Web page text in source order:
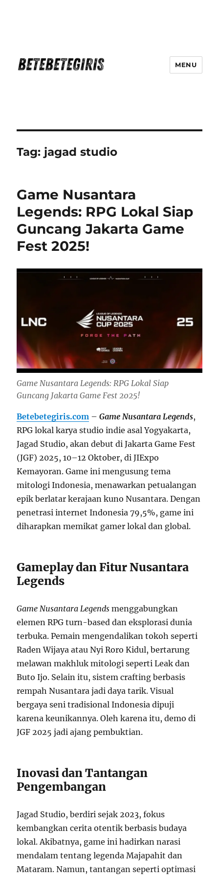
MENU
Tag: jagad studio
Game Nusantara
Legends: RPG Lokal Siap
Guncang Jakarta Game
Fest 2025!
Game Nusantara Legends: RPG Lokal Siap
Guncang Jakarta Game Fest 2025!
Betebetegiris.com –Game Nusantara Legends,
RPG lokal karya studio indie asal Yogyakarta,
Jagad Studio, akan debut di Jakarta Game Fest
(JGF) 2025, 10–12 Oktober, di JIExpo
Kemayoran. Game ini mengusung tema
mitologi Indonesia, menawarkan petualangan
epik berlatar kerajaan kuno Nusantara. Dengan
penetrasi internet Indonesia 79,5%, game ini
diharapkan memikat gamer lokal dan global.
Gameplay dan Fitur Nusantara
Legends
Game Nusantara Legends menggabungkan
elemen RPG turn-based dan eksplorasi dunia
terbuka. Pemain mengendalikan tokoh seperti
Raden Wijaya atau Nyi Roro Kidul, bertarung
melawan makhluk mitologi seperti Leak dan
Buto Ijo. Selain itu, sistem crafting berbasis
rempah Nusantara jadi daya tarik. Visual
bergaya seni tradisional Indonesia dipuji
karena keunikannya. Oleh karena itu, demo di
JGF 2025 jadi ajang pembuktian.
Inovasi dan Tantangan
Pengembangan
Jagad Studio, berdiri sejak 2023, fokus
kembangkan cerita otentik berbasis budaya
lokal. Akibatnya, game ini hadirkan narasi
mendalam tentang legenda Majapahit dan
Mataram. Namun, tantangan seperti optimasi